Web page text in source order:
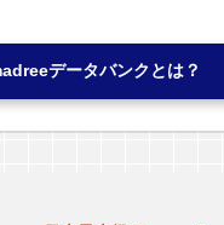
データバンクとは？